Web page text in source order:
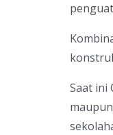
Saat ini